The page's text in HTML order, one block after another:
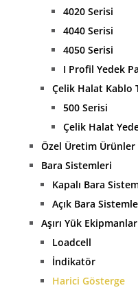
4020 Serisi
4040 Serisi
4050 Serisi
I Profil Yedek
Çelik Halat Kablo
500 Serisi
Çelik Halat
Özel Üretim Ürünler
Bara Sistemleri
Kapalı Bara
Açık Bara
Aşırı Yük
Loadcell
İndikatör
Harici Gösterge